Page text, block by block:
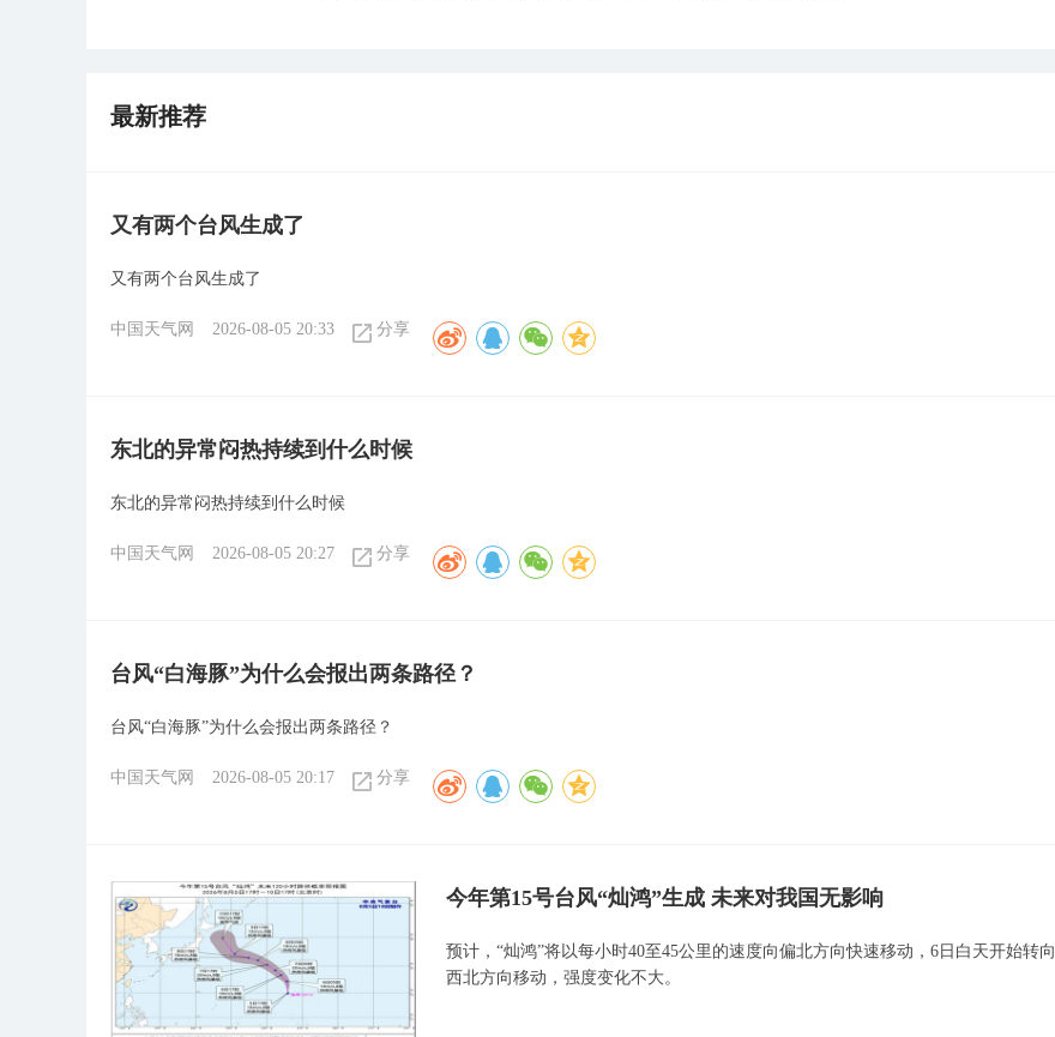
最新推荐
又有两个台风生成了
又有两个台风生成了
中国天气网 2026-08-05 20:33 分享
东北的异常闷热持续到什么时候
东北的异常闷热持续到什么时候
中国天气网 2026-08-05 20:27 分享
台风“白海豚”为什么会报出两条路径？
台风“白海豚”为什么会报出两条路径？
中国天气网 2026-08-05 20:17 分享
今年第15号台风“灿鸿”生成 未来对我国无影响
预计，“灿鸿”将以每小时40至45公里的速度向偏北方向快速移动，6日白天开始转向
西北方向移动，强度变化不大。